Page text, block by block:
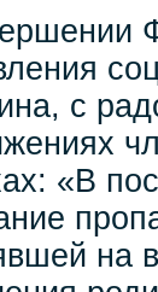
с
«В
на